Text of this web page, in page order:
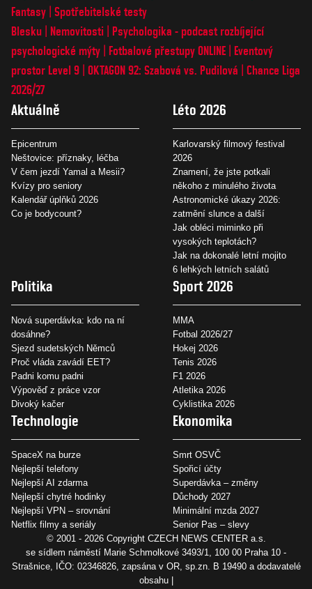
Fantasy Spotřebitelské testy
Blesku
Nemovitosti
Psychologika - podcast rozbíjející
psychologické mýty
Fotbalové přestupy ONLINE
Eventový
prostor Level 9 OKTAGON 92: Szabová vs. Pudilová
Chance Liga
2026/27
Aktuálně
Epicentrum
Neštovice: příznaky, léčba
V čem jezdí Yamal a Mesii?
Kvízy pro seniory
Kalendář úplňků 2026
Co je bodycount?
Léto 2026
Karlovarský filmový festival
2026
Znamení, že jste potkali
někoho z minulého života
Astronomické úkazy 2026:
zatmění slunce a další
Jak obléci miminko při
vysokých teplotách?
Jak na dokonalé letní mojito
6 lehkých letních salátů
Politika
Nová superdávka: kdo na ní
dosáhne?
Sjezd sudetských Němců
Proč vláda zavádí EET?
Padni komu padni
Výpověď z práce vzor
Divoký kačer
Sport 2026
MMA
Fotbal 2026/27
Hokej 2026
Tenis 2026
F1 2026
Atletika 2026
Cyklistika 2026
Technologie
SpaceX na burze
Nejlepší telefony
Nejlepší AI zdarma
Nejlepší chytré hodinky
Nejlepší VPN – srovnání
Netflix filmy a seriály
Ekonomika
Smrt OSVČ
Spořicí účty
Superdávka – změny
Důchody 2027
Minimální mzda 2027
Senior Pas – slevy
© 2001 - 2026 Copyright CZECH NEWS CENTER a.s.
se sídlem náměstí Marie Schmolkové 3493/1, 100 00 Praha 10 -
Strašnice, IČO: 02346826, zapsána v OR, sp.zn. B 19490 a dodavatelé
obsahu